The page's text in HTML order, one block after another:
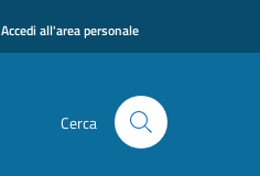
Accedi all'area personale
Cerca